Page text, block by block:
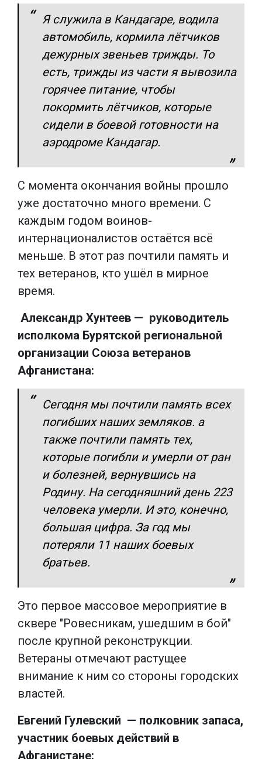
Я служила в Кандагаре, водила
автомобиль, кормила лётчиков
дежурных звеньев трижды. То
есть, трижды из части я вывозила
горячее питание, чтобы
покормить лётчиков, которые
сидели в боевой готовности на
аэродроме Кандагар.
С момента окончания войны прошло
уже достаточно много времени. С
каждым годом воинов-
интернационалистов остаётся всё
меньше. В этот раз почтили память и
тех ветеранов, кто ушёл в мирное
время.
Александр Хунтеев — руководитель
исполкома Бурятской региональной
организации Союза ветеранов
Афганистана:
Сегодня мы почтили память всех
погибших наших земляков. а
также почтили память тех,
которые погибли и умерли от ран
и болезней, вернувшись на
Родину. На сегодняшний день 223
человека умерли. И это, конечно,
большая цифра. За год мы
потеряли 11 наших боевых
братьев.
Это первое массовое мероприятие в
сквере "Ровесникам, ушедшим в бой"
после крупной реконструкции.
Ветераны отмечают растущее
внимание к ним со стороны городских
властей.
Евгений Гулевский — полковник запаса,
участник боевых действий в
Афганистане: